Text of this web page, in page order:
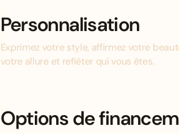
Personnalisation
Exprimez votre style, affirmez votre
votre allure et refléter qui vous êtes.
Options de